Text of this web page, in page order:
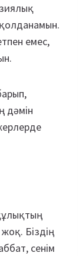
емес,
дәмін
Біздің
сенім